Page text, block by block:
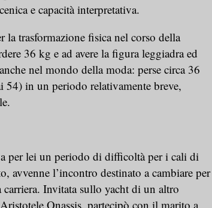
e capacità interpretativa.
la trasformazione fisica nel corso della
36 kg e ad avere la figura leggiadra ed
nel mondo della moda: perse circa 36
in un periodo relativamente breve,
per lei un periodo di difficoltà per i cali di
avvenne l’incontro destinato a cambiare per
carriera. Invitata sullo yacht di un altro
Onassis, partecipò con il marito a